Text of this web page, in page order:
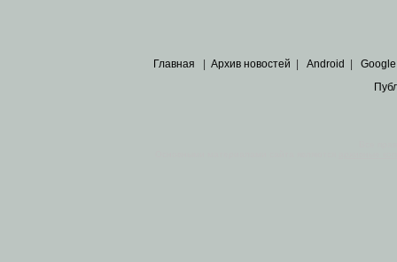
Главная Архив новостей Android Google